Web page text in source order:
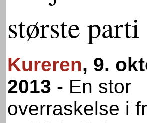
største parti
Kureren, 9.
2013 - En stor
overraskelse i